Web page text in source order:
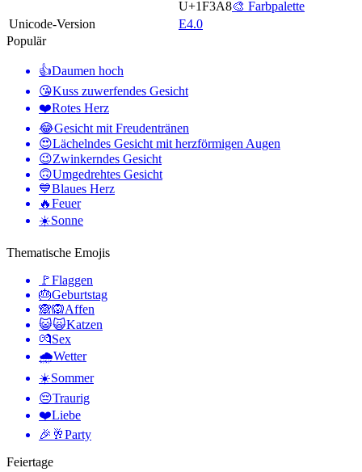
U+1F3A8🎨 Farbpalette
Unicode-Version
E4.0
Populär
👍Daumen hoch
😘Kuss zuwerfendes Gesicht
❤️Rotes Herz
😂Gesicht mit Freudentränen
😍Lächelndes Gesicht mit herzförmigen Augen
😉Zwinkerndes Gesicht
🙃Umgedrehtes Gesicht
💙Blaues Herz
🔥Feuer
☀️Sonne
Thematische Emojis
🚩Flaggen
🎂Geburtstag
🙈🙉Affen
😺🙀Katzen
💏Sex
🌧Wetter
☀️Sommer
😔Traurig
❤️Liebe
🎉🥂Party
Feiertage